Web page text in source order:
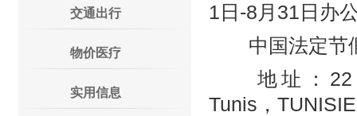
交通出行
物价医疗
实用信息
1日-8月31日办
中国法定节假
地址：22，
Tunis，